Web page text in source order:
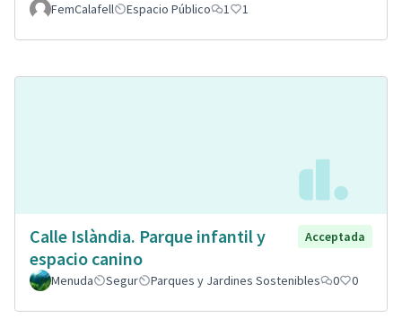
FemCalafell Espacio Público 1 1
Calle Islàndia. Parque infantil y
espacio canino
Acceptada
Menuda Segur Parques y Jardines Sostenibles 0 0